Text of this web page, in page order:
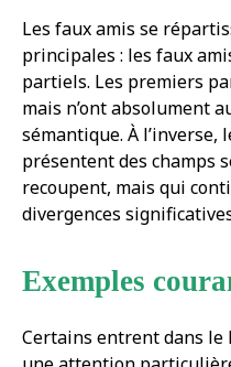
Les faux amis se
principales : les faux
partiels. Les premiers
mais n’ont absolument
sémantique. À
présentent des champs
recoupent, mais qui
divergences
Exemples
Certains entrent dans